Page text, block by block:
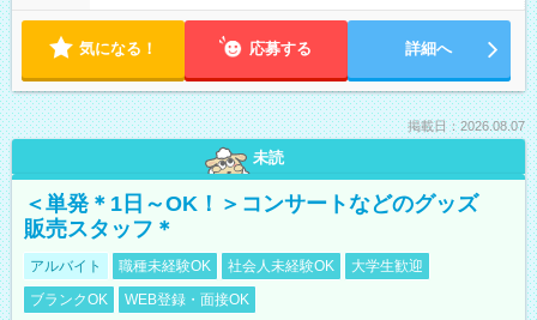
気になる！ 応募する 詳細へ
掲載日：2026.08.07
未読
＜単発＊1日～OK！＞コンサートなどのグッズ
販売スタッフ＊
アルバイト 職種未経験OK 社会人未経験OK
大学生歓迎
ブランクOK
WEB登録・面接OK